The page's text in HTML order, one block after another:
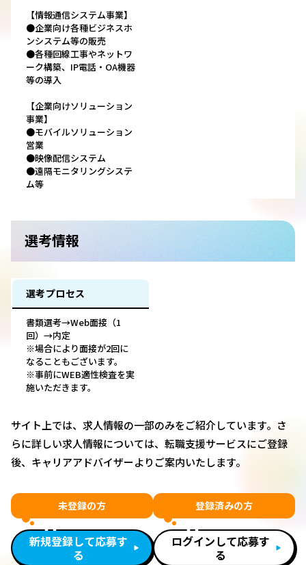
【情報通信システム事業】
●企業向け各種ビジネスホ
ンシステム等の販売
●各種回線工事やネットワ
ーク構築、IP電話・OA機器
等の導入
【企業向けソリューション
事業】
●モバイルソリューション
営業
●映像配信システム
●遠隔モニタリングシステ
ム等
選考情報
選考プロセス
書類選考→Web面接（1
回）→内定
※場合により面接が2回に
なることもございます。
※事前にWEB適性検査を実
施いただきます。
サイト上では、求人情報の一部のみをご紹介しています。さ
らに詳しい求人情報については、転職支援サービスにご登録
後、キャリアアドバイザーよりご案内いたします。
未登録の方
新規登録して応募す
る
登録済みの方
ログインして応募す
る